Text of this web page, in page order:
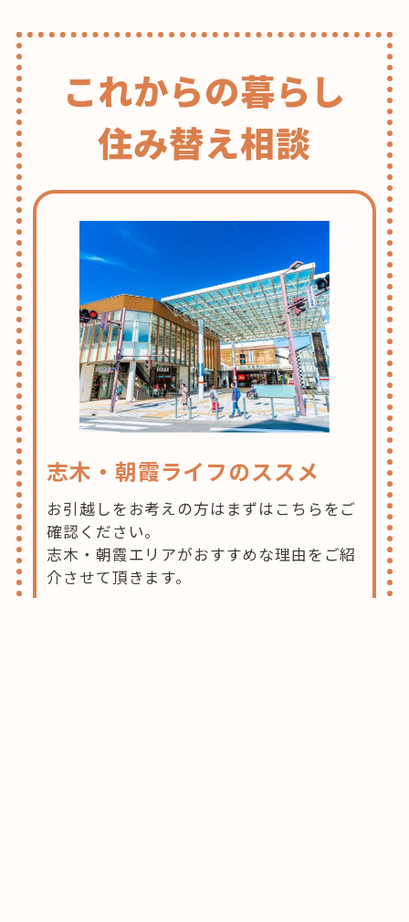
これからの暮らし
住み替え相談
志木・朝霞ライフのススメ
お引越しをお考えの方はまずはこちらをご
確認ください。
志木・朝霞エリアがおすすめな理由をご紹
介させて頂きます。